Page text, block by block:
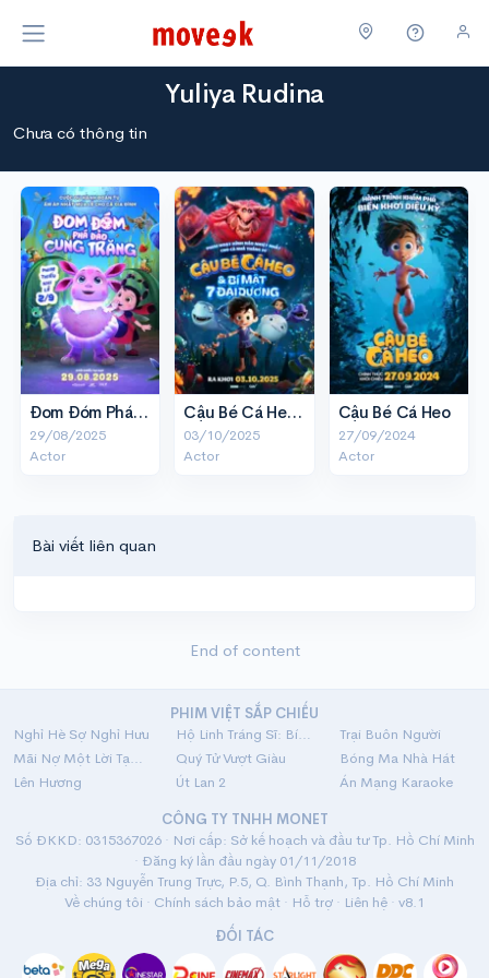
Yuliya Rudina
Chưa có thông tin
Đom Đóm Phá Đảo Cung Trăng
29/08/2025
Actor
Cậu Bé Cá Heo và Bí Mật 7 Đại Dương
03/10/2025
Actor
Cậu Bé Cá Heo
27/09/2024
Actor
Bài viết liên quan
End of content
PHIM VIỆT SẮP CHIẾU
Nghỉ Hè Sợ Nghỉ Hưu
Hộ Linh Tráng Sĩ: Bí Ẩn Mộ Vua Đinh
Trại Buôn Người
Mãi Nợ Một Lời Tạm Biệt
Quý Tử Vượt Giàu
Bóng Ma Nhà Hát
Lên Hương
Út Lan 2
Án Mạng Karaoke
CÔNG TY TNHH MONET
Số ĐKKD: 0315367026 · Nơi cấp: Sở kế hoạch và đầu tư Tp. Hồ Chí Minh
· Đăng ký lần đầu ngày 01/11/2018
Địa chỉ: 33 Nguyễn Trung Trực, P.5, Q. Bình Thạnh, Tp. Hồ Chí Minh
Về chúng tôi · Chính sách bảo mật · Hỗ trợ · Liên hệ · v8.1
ĐỐI TÁC